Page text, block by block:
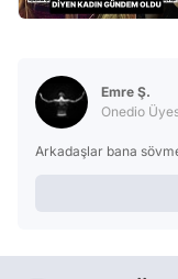
Emre Ş.
Onedio
Arkadaşlar bana